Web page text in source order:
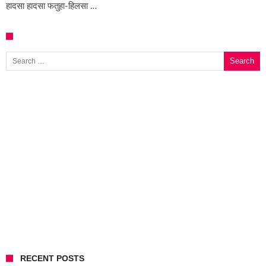
हादसा हादसा फतुहा-हिलसा …
Search for:
RECENT POSTS